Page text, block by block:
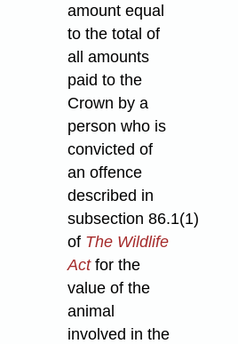
amount equal
to the total of
all amounts
paid to the
Crown by a
person who is
convicted of
an offence
described in
subsection 86.1(1)
of The Wildlife
Actfor the
value of the
animal
involved in the